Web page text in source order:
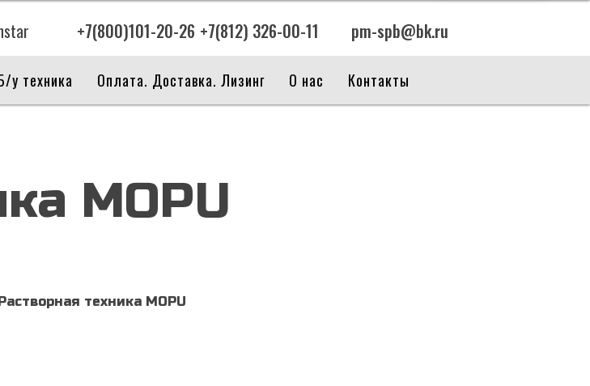
+7(812) 326-00-11
+7(800)101-20-26 pm-spb@bk.ru
у техника Оплата. Доставка. Лизинг О нас Контакты
MOPU
техника MOPU